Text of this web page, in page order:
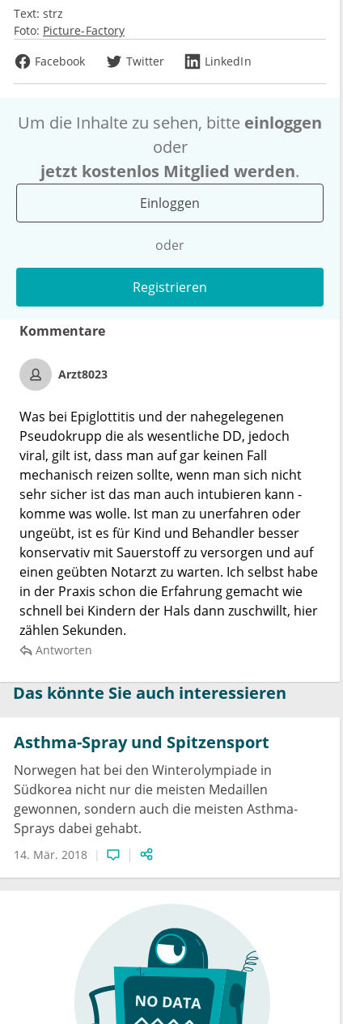
Text: strz
Foto: Picture-Factory
Facebook
Twitter LinkedIn
Um die Inhalte zu sehen, bitte einloggen
oder
jetzt kostenlos Mitglied werden.
Einloggen
oder
Registrieren
Kommentare
Arzt8023
Was bei Epiglottitis und der nahegelegenen
Pseudokrupp die als wesentliche DD, jedoch
viral, gilt ist, dass man auf gar keinen Fall
mechanisch reizen sollte, wenn man sich nicht
sehr sicher ist das man auch intubieren kann -
komme was wolle. Ist man zu unerfahren oder
ungeübt, ist es für Kind und Behandler besser
konservativ mit Sauerstoff zu versorgen und auf
einen geübten Notarzt zu warten. Ich selbst habe
in der Praxis schon die Erfahrung gemacht wie
schnell bei Kindern der Hals dann zuschwillt, hier
zählen Sekunden.
Antworten
Das könnte Sie auch interessieren
Asthma-Spray und Spitzensport
Norwegen hat bei den Winterolympiade in
Südkorea nicht nur die meisten Medaillen
gewonnen, sondern auch die meisten Asthma-
Sprays dabei gehabt.
14. Mär. 2018